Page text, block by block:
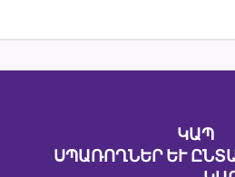
ԿԱՊ
ՍՊԱՌՈՂՆԵՐ ԵՒ